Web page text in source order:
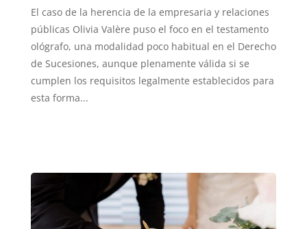
El caso de la herencia de la empresaria y relaciones
públicas Olivia Valère puso el foco en el testamento
ológrafo, una modalidad poco habitual en el Derecho
de Sucesiones, aunque plenamente válida si se
cumplen los requisitos legalmente establecidos para
esta forma...